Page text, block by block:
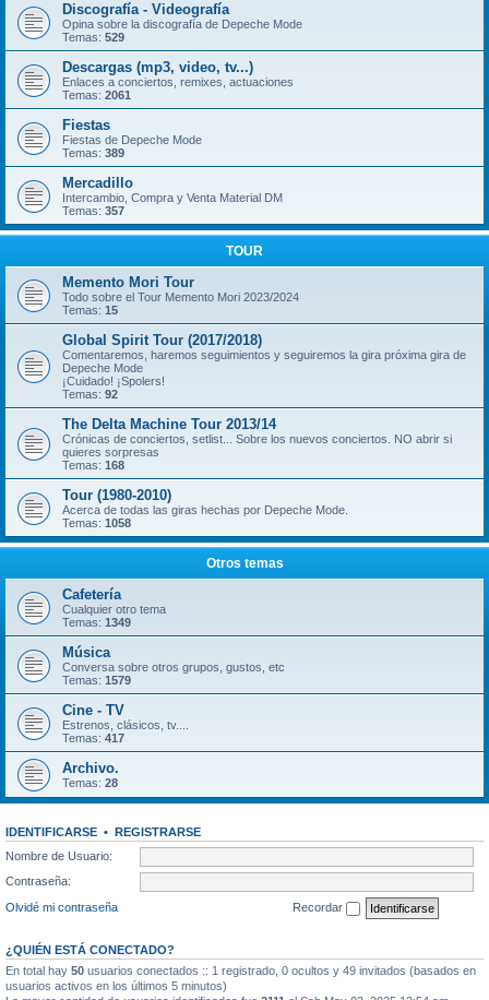
Discografía - Videografía
Opina sobre la discografía de Depeche Mode
Temas: 529
Descargas (mp3, video, tv...)
Enlaces a conciertos, remixes, actuaciones
Temas: 2061
Fiestas
Fiestas de Depeche Mode
Temas: 389
Mercadillo
Intercambio, Compra y Venta Material DM
Temas: 357
TOUR
Memento Mori Tour
Todo sobre el Tour Memento Mori 2023/2024
Temas: 15
Global Spirit Tour (2017/2018)
Comentaremos, haremos seguimientos y seguiremos la gira próxima gira de
Depeche Mode
¡Cuidado! ¡Spolers!
Temas: 92
The Delta Machine Tour 2013/14
Crónicas de conciertos, setlist... Sobre los nuevos conciertos. NO abrir si
quieres sorpresas
Temas: 168
Tour (1980-2010)
Acerca de todas las giras hechas por Depeche Mode.
Temas: 1058
Otros temas
Cafetería
Cualquier otro tema
Temas: 1349
Música
Conversa sobre otros grupos, gustos, etc
Temas: 1579
Cine - TV
Estrenos, clásicos, tv....
Temas: 417
Archivo.
Temas: 28
IDENTIFICARSE • REGISTRARSE
Nombre de Usuario:
Contraseña:
Olvidé mi contraseña
Recordar
¿QUIÉN ESTÁ CONECTADO?
En total hay 50 usuarios conectados :: 1 registrado, 0 ocultos y 49 invitados (basados en
usuarios activos en los últimos 5 minutos)